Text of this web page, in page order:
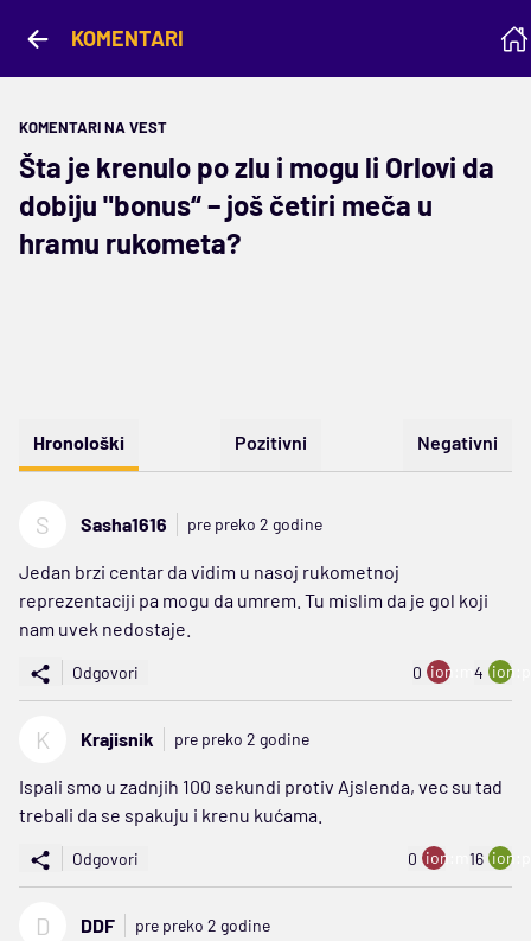
KOMENTARI
KOMENTARI NA VEST
Šta je krenulo po zlu i mogu li Orlovi da
dobiju "bonus“ – još četiri meča u
hramu rukometa?
Hronološki Pozitivni Negativni
S Sasha1616 pre preko 2 godine
Jedan brzi centar da vidim u nasoj rukometnoj
reprezentaciji pa mogu da umrem. Tu mislim da je gol koji
nam uvek nedostaje.
Odgovori 0 ion:minus
4
K Krajisnik pre preko 2 godine
Ispali smo u zadnjih 100 sekundi protiv Ajslenda, vec su tad
trebali da se spakuju i krenu kućama.
Odgovori 0 ion:minus
16
D DDF pre preko 2 godine